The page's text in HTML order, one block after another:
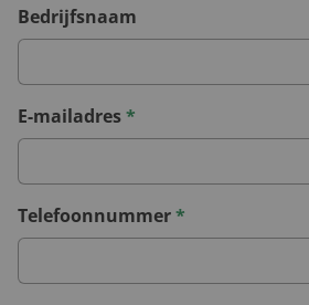
Bedrijfsnaam
E-mailadres*
Telefoonnummer*